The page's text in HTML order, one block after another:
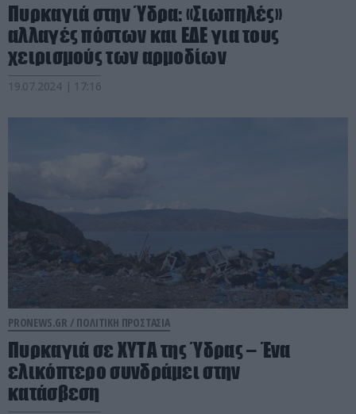
Πυρκαγιά στην Ύδρα: «Σιωπηλές»
αλλαγές πόστων και ΕΔΕ για τους
χειρισμούς των αρμοδίων
19.07.2024 | 17:16
PRONEWS.GR / ΠΟΛΙΤΙΚΗ ΠΡΟΣΤΑΣΙΑ
Πυρκαγιά σε ΧΥΤΑ της Ύδρας – Ένα
ελικόπτερο συνδράμει στην
κατάσβεση